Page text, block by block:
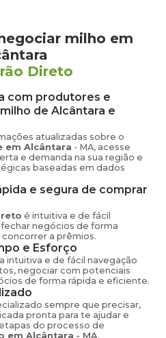
milho em
Direto
com produtores e
milho de Alcântara e
atualizadas sobre o
em Alcântara - MA, acesse
e demanda na sua região e
baseadas em dados
e segura de comprar
é intuitiva e de fácil
negócios de forma
concorrer a prêmios.
e Esforço
intuitiva e de fácil navegação
negociar com potenciais
de forma rápida e eficiente.
sempre que precisar,
pronta para te ajudar e
do processo de
em Alcântara - MA.